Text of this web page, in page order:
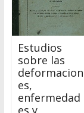
Estudios
sobre las
deformacion
es,
enfermedad
es y